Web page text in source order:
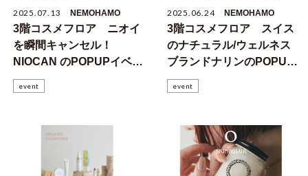
2025.07.13 NEMOHAMO
3階コスメフロア ニオイ
を瞬間キャンセル！
NIOCAN のPOPUPイベン
トのお知らせ
event
2025.06.24 NEMOHAMO
3階コスメフロア スイス
のナチュラル/ウェルネス
ブランドナリンのPOPUP
イベントのお知らせ
event